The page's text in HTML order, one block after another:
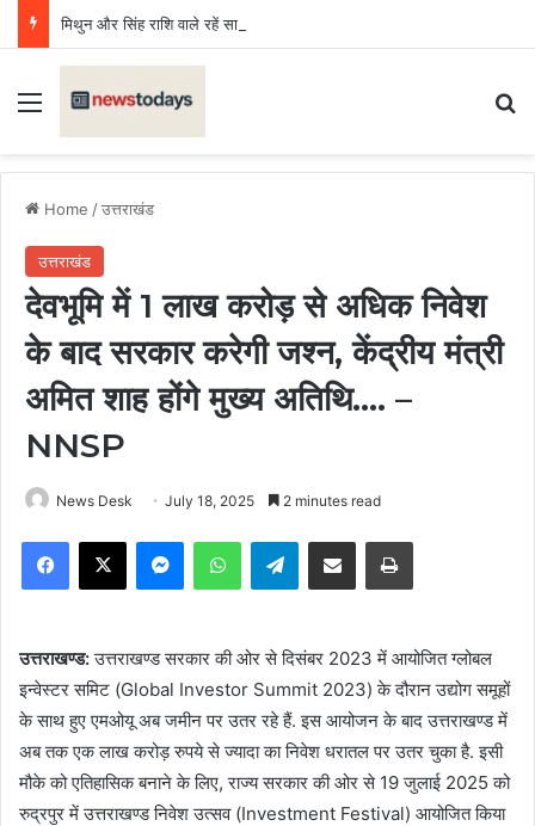
Menu
Home /उत्तराखंड
उत्तराखंड
देवभूमि में 1 लाख करोड़ से अधिक निवेश
के बाद सरकार करेगी जश्न, केंद्रीय मंत्री
अमित शाह होंगे मुख्य अतिथि…. –
NNSP
News Desk July 18, 2025 2 minutes read
Facebook
X MessengerWhatsAppTelegramShare via Email Print
उत्तराखण्ड:उत्तराखण्ड सरकार की ओर से दिसंबर 2023 में आयोजित ग्लोबल
इन्वेस्टर समिट (Global Investor Summit 2023) के दौरान उद्योग समूहों
के साथ हुए एमओयू अब जमीन पर उतर रहे हैं. इस आयोजन के बाद उत्तराखण्ड में
अब तक एक लाख करोड़ रुपये से ज्यादा का निवेश धरातल पर उतर चुका है. इसी
मौके को एतिहासिक बनाने के लिए, राज्य सरकार की ओर से 19 जुलाई 2025 को
रुद्रपुर में उत्तराखण्ड निवेश उत्सव (Investment Festival) आयोजित किया